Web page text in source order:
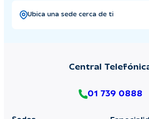
Ubica una sede cerca de ti
Central
01 739 0888